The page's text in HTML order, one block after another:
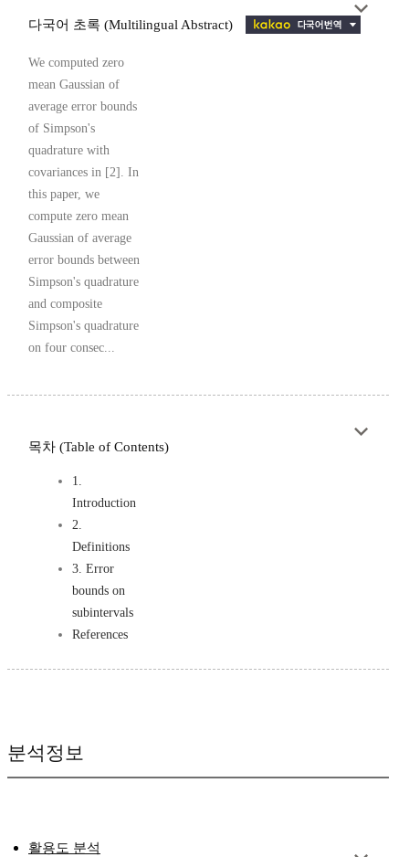
다국어 초록 (Multilingual Abstract)
We computed zero
mean Gaussian of
average error bounds
of Simpson's
quadrature with
covariances in [2]. In
this paper, we
compute zero mean
Gaussian of average
error bounds between
Simpson's quadrature
and composite
Simpson's quadrature
on four consec...
목차 (Table of Contents)
1.
Introduction
2.
Definitions
3. Error
bounds on
subintervals
References
분석정보
활용도 분석